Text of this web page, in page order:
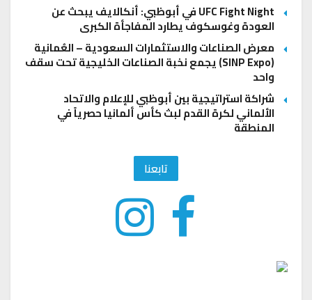
UFC Fight Night في أبوظبي: أنكالايف يبحث عن
العودة وغوسكوف يطارد المفاجأة الكبرى
معرض الصناعات والاستثمارات السعودية – العُمانية
(SINP Expo) يجمع نخبة الصناعات الخليجية تحت سقف
واحد
شراكة استراتيجية بين أبوظبي للإعلام والاتحاد
الألماني لكرة القدم لبث كأس ألمانيا حصرياً في
المنطقة
تابعنا